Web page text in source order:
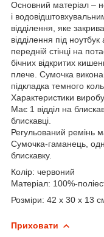
Основний матеріал –
і
відділення, яке
відділення під
передній стінці на
бічних відкритих
плече. Сумочка
підкладка темного
Характеристики
Має 1 відділ на
блискавці.
Регульований ремінь
Сумочка-гаманець,
блискавку.
Колір: червоний
Матеріал: 100%-
Розміри: 42 х 30 х 13
Приховати